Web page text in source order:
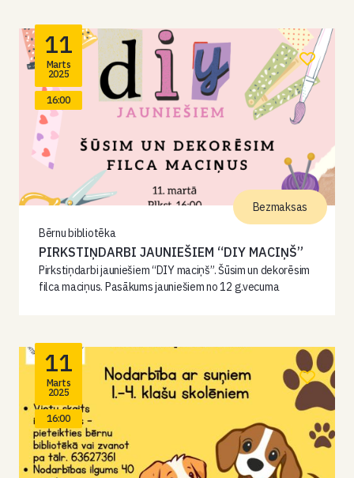
11
Marts
2025
16:00
Bērnu bibliotēka
PIRKSTIŅDARBI JAUNIEŠIEM “DIY MACIŅŠ”
Pirkstiņdarbi jauniešiem “DIY maciņš”. Šūsim un dekorēsim
filca maciņus. Pasākums jauniešiem no 12 g.vecuma
Bezmaksas
11
Marts
2025
16:00